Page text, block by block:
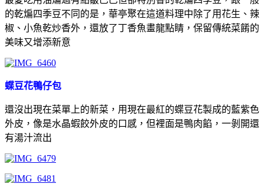
的乾煸四季豆不同的是，華亭聚在這道料理中除了用花生、辣
椒、小魚乾炒香外，還放了丁香魚畫龍點睛，保留傳統菜餚的
美味又增添新意
蝶豆花鴨仔包
還沒出現在菜單上的新菜，用現在最紅的蝶豆花製成的藍紫色
外皮，像是水晶蝦餃外皮的口感，但裡面是鴨肉餡，一剝開還
有湯汁流出